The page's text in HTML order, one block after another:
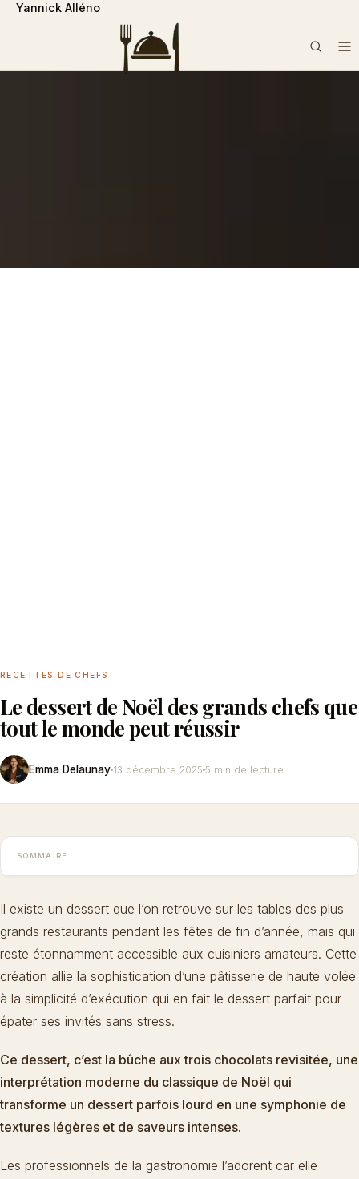
```php
Yannick Alléno
RECETTES DE CHEFS
Le dessert de Noël des grands chefs que
tout le monde peut réussir
Emma Delaunay 13 décembre 2025 5 min de lecture
SOMMAIRE
Il existe un dessert que l’on retrouve sur les tables des plus
grands restaurants pendant les fêtes de fin d’année, mais qui
reste étonnamment accessible aux cuisiniers amateurs. Cette
création allie la sophistication d’une pâtisserie de haute volée
à la simplicité d’exécution qui en fait le dessert parfait pour
épater ses invités sans stress.
Ce dessert, c’est la bûche aux trois chocolats revisitée, une
interprétation moderne du classique de Noël qui
transforme un dessert parfois lourd en une symphonie de
textures légères et de saveurs intenses.
Les professionnels de la gastronomie l’adorent car elle